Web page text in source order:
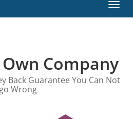
ein-/
Company
Back Guarantee You Can Not
go Wrong